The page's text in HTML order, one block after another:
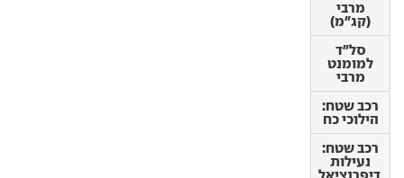
מרבי
(קג"מ)
סל"ד
למומנט
מרבי
רכב שטח:
הילוכי כח
רכב שטח:
נעילות
דיפרנציאל
סל"ד
למומנט
מרבי
רכב שטח:
הילוכי כח
רכב שטח:
נעילות
דיפרנציאל